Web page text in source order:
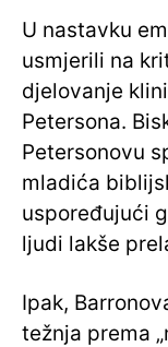
U nastavku
usmjerili na
djelovanje
Petersona.
Petersonovu
mladića
uspoređujući
ljudi lakše
Ipak,
težnja prema